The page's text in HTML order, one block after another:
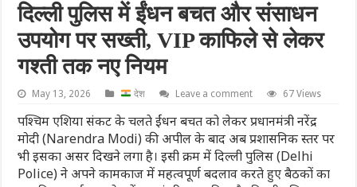
दिल्ली पुलिस में ईंधन बचत और संसाधन
उपयोग पर सख्ती, VIP काफिले से लेकर
गश्ती तक नए नियम
May 13, 2026 देश Leave a comment 67 Views
पश्चिम एशिया संकट के चलते ईंधन बचत को लेकर प्रधानमंत्री नरेंद्र
मोदी (Narendra Modi) की अपील के बाद अब प्रशासनिक स्तर पर
भी इसका असर दिखने लगा है। इसी क्रम में दिल्ली पुलिस (Delhi
Police) ने अपने कामकाज में महत्वपूर्ण बदलाव करते हुए बैठकों का